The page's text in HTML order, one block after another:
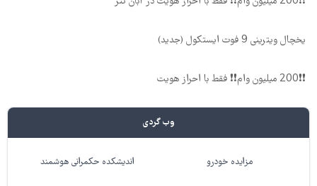
یخچال ویترینی 9 فوت ایستکول (جدید)
❗❗200 میلیون وام❗❗ فقط با احراز هویت
وب گردی
مزایده خودرو اندیشکده حکمرانی هوشمند